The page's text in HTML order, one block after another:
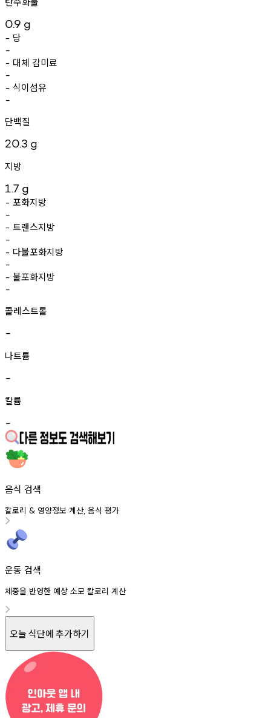
0.9 g
- 당
-
- 대체 감미료
-
- 식이섬유
-
단백질
20.3 g
지방
1.7 g
- 포화지방
-
- 트랜스지방
-
- 다불포화지방
-
- 불포화지방
-
콜레스트롤
-
나트륨
-
칼륨
-
음식 검색
칼로리 & 영양정보 계산, 음식 평가
운동 검색
체중을 반영한 예상 소모 칼로리 계산
오늘 식단에 추가하기